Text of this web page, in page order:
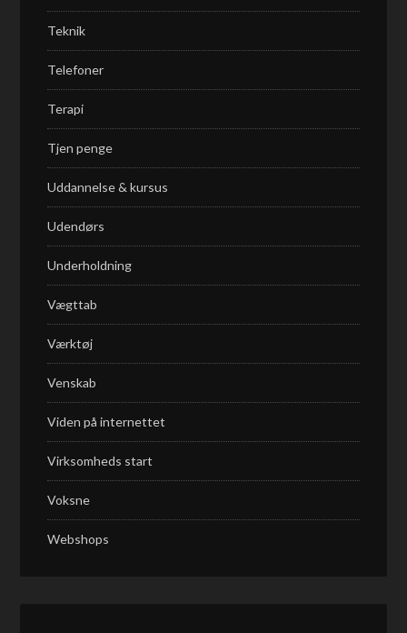
Teknik
Telefoner
Terapi
Tjen penge
Uddannelse & kursus
Udendørs
Underholdning
Vægttab
Værktøj
Venskab
Viden på internettet
Virksomheds start
Voksne
Webshops